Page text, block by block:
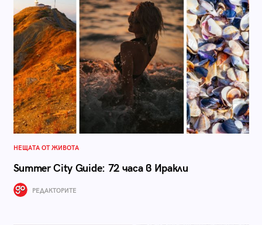
НЕЩАТА ОТ ЖИВОТА
Summer City Guide: 72 часа в Иракли
РЕДАКТОРИТЕ